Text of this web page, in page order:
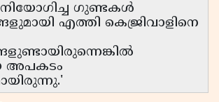
ഗുണ്ടകൾ
എത്തി കെജ്രിവാളിനെ
അപകടം